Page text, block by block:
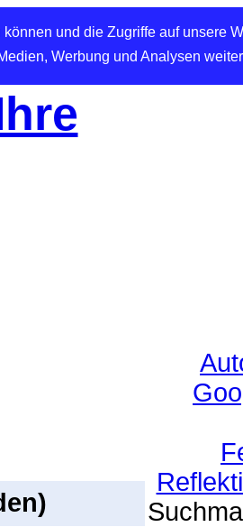
und die Zugriffe auf unsere
Werbung und Analysen